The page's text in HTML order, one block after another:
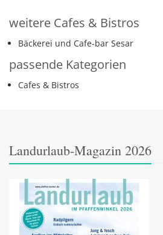
weitere Cafes & Bistros
Bäckerei und Cafe-bar Sesar
passende Kategorien
Cafes & Bistros
Landurlaub-Magazin 2026